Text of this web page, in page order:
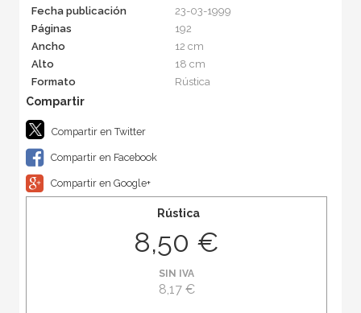
Fecha publicación
23-03-1999
Páginas
192
Ancho
12 cm
Alto
18 cm
Formato
Rústica
Compartir en Twitter
Compartir en Facebook
Compartir en Google+
Rústica
8,50 €
SIN IVA
8,17 €